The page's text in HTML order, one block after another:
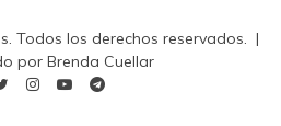
Todos los derechos reservados. |
por Brenda Cuellar